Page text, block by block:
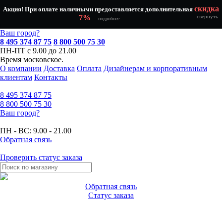
Акция! При оплате наличными предоставляется дополнительная скидка
7%
подробнее свернуть
Ваш город?
8 495 374 87 75 8 800 500 75 30
ПН-ПТ с 9.00 до 21.00
Время московское.
О компании Доставка Оплата Дизайнерам и корпоративным
клиентам Контакты
8 495 374 87 75
8 800 500 75 30
Ваш город?
ПН - ВС: 9.00 - 21.00
Обратная связь
Проверить статус заказа
Обратная связь
Статус заказа